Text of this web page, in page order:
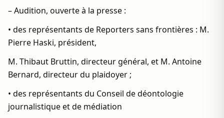
– Audition, ouverte à la presse :
• des représentants de Reporters sans frontières : M.
Pierre Haski, président,
M. Thibaut Bruttin, directeur général, et M. Antoine
Bernard, directeur du plaidoyer ;
• des représentants du Conseil de déontologie
journalistique et de médiation